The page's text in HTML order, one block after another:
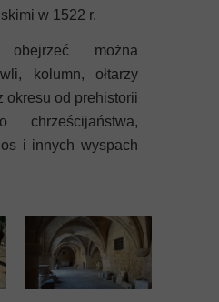
w 1522 r.
można
kolumn, ołtarzy
okresu od prehistorii
chrześcijaństwa,
i innych wyspach